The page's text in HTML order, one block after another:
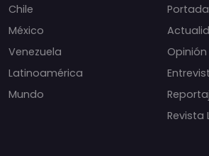
Chile
México
Venezuela
Latinoamérica
Mundo
Portada
Opinión
Revista